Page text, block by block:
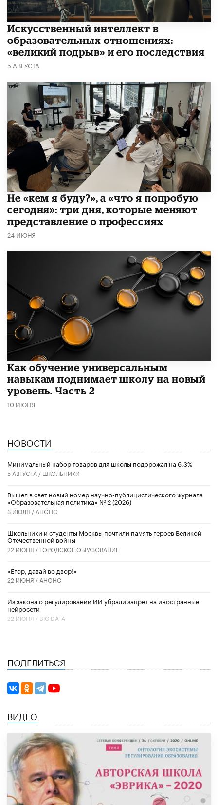
​Искусственный интеллект в
образовательных отношениях:
«великий подрыв» и его последствия
5 АВГУСТА
Не «кем я буду?», а «что я попробую
сегодня»: три дня, которые меняют
представление о профессиях
24 ИЮНЯ
​Как обучение универсальным
навыкам поднимает школу на новый
уровень. Часть 2
10 ИЮНЯ
НОВОСТИ
Минимальный набор товаров для школы подорожал на 6,3%
5 АВГУСТА / ШКОЛЬНИКИ
Вышел в свет новый номер научно-публицистического журнала
«Образовательная политика» № 2 (2026)
3 ИЮЛЯ / АНОНС
Школьники и студенты Москвы почтили память героев Великой
Отечественной войны
22 ИЮНЯ / ГОРОДСКОЕ ОБРАЗОВАНИЕ
«Егор, давай во двор!»
22 ИЮНЯ / АНОНС
Из закона о регулировании ИИ убрали запрет на иностранные
нейросети
22 ИЮНЯ / BIG DATA
ПОДЕЛИТЬСЯ
ВИДЕО